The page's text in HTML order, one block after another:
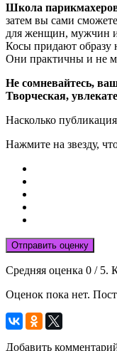
Школа
затем вы сами
для женщин, мужчин
Косы придают образу
Они практичны и не
Не сомневайтесь,
Творческая,
Насколько
Нажмите на звезду,
Отправить оценку
Средняя оценка 0 / 5.
Оценок пока нет.
Добавить